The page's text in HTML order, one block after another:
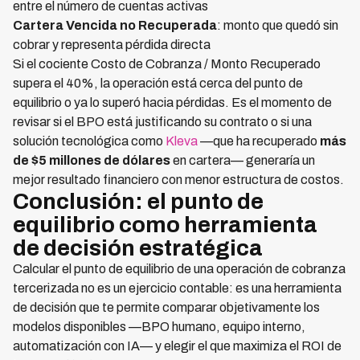
entre el número de cuentas activas
Cartera Vencida no Recuperada: monto que quedó sin
cobrar y representa pérdida directa
Si el cociente Costo de Cobranza / Monto Recuperado
supera el 40%, la operación está cerca del punto de
equilibrio o ya lo superó hacia pérdidas. Es el momento de
revisar si el BPO está justificando su contrato o si una
solución tecnológica como Kleva—que ha recuperado más
de $5 millones de dólaresen cartera— generaría un
mejor resultado financiero con menor estructura de costos.
Conclusión: el punto de
equilibrio como herramienta
de decisión estratégica
Calcular el punto de equilibrio de una operación de cobranza
tercerizada no es un ejercicio contable: es una herramienta
de decisión que te permite comparar objetivamente los
modelos disponibles —BPO humano, equipo interno,
automatización con IA— y elegir el que maximiza el ROI de